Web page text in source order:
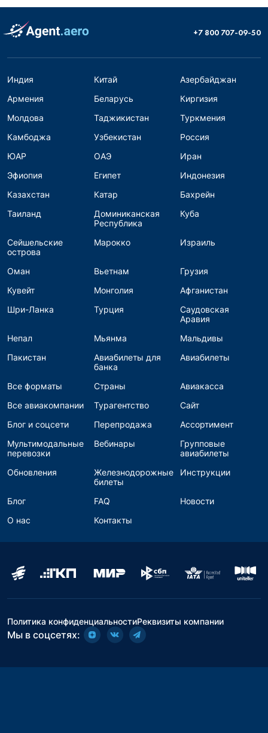
+7 800 707-09-50
Индия Китай
Азербайджан
Армения
Беларусь
Киргизия
Молдова
Таджикистан
Туркмения
Камбоджа
Узбекистан
Россия
ЮАР
ОАЭ
Иран
Эфиопия
Египет
Индонезия
Казахстан
Катар
Бахрейн
Таиланд
Доминиканская
Республика
Куба
Сейшельские
острова
Марокко Израиль
Оман Вьетнам
Грузия
Кувейт
Монголия
Афганистан
Шри-Ланка
Турция
Саудовская
Аравия
Непал
Мьянма
Мальдивы
Пакистан
Авиабилеты для
банка
Авиабилеты
Все форматы Страны
Авиакасса
Все авиакомпании
Турагентство
Сайт
Блог и соцсети
Перепродажа
Ассортимент
Мультимодальные
перевозки
Вебинары
Групповые
авиабилеты
Обновления
Железнодорожные
билеты
Инструкции
Блог FAQ
Новости
О нас
Контакты
Политика конфиденциальностиРеквизиты компании
Мы в соцсетях: